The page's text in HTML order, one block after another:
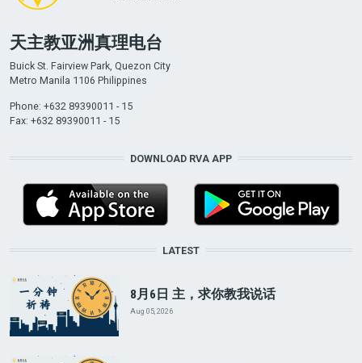
天主教亚洲真理电台
Buick St. Fairview Park, Quezon City
Metro Manila 1106 Philippines
Phone: +632 89390011 - 15
Fax: +632 89390011 - 15
DOWNLOAD RVA APP
LATEST
8月6日 主，求你教我说话
Aug 05, 2026